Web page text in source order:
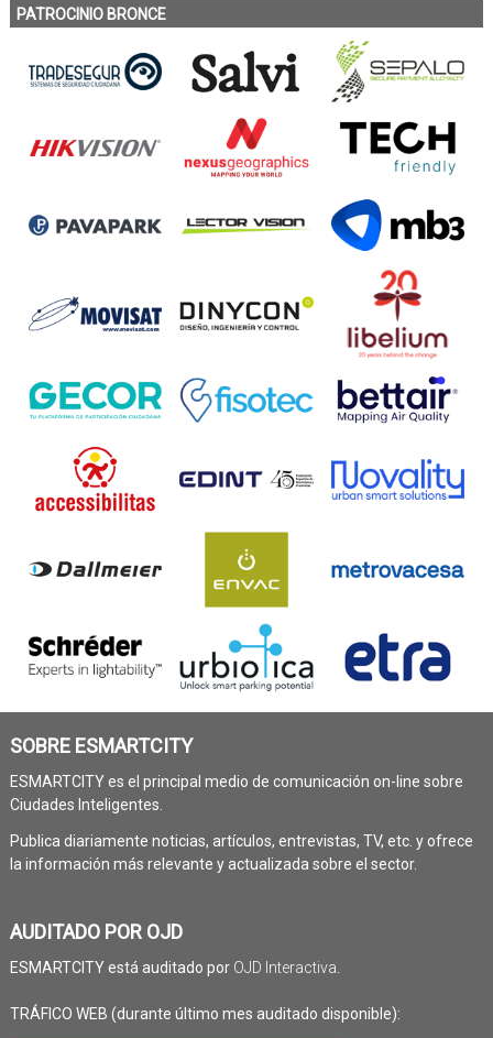
PATROCINIO BRONCE
SOBRE ESMARTCITY
ESMARTCITY es el principal medio de comunicación on-line sobre
Ciudades Inteligentes.
Publica diariamente noticias, artículos, entrevistas, TV, etc. y ofrece
la información más relevante y actualizada sobre el sector.
AUDITADO POR OJD
ESMARTCITY está auditado por OJD Interactiva
TRÁFICO WEB (durante último mes auditado disponible):